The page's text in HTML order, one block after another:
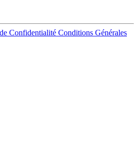
Confidentialité Conditions Générales